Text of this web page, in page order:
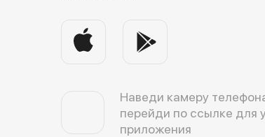
Наведи камеру
перейди по ссылке для
приложения